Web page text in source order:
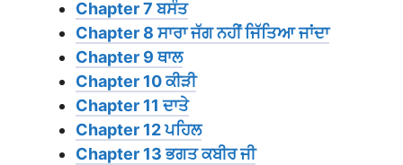
Chapter 7 ਬਸੰਤ
Chapter 8 ਸਾਰਾ ਜੱਗ ਨਹੀਂ ਜਿੱਤਿਆ ਜਾਂਦਾ
Chapter 9 ਥਾਲ
Chapter 10 ਕੀੜੀ
Chapter 11 ਦਾਤੇ
Chapter 12 ਪਹਿਲ
Chapter 13 ਭਗਤ ਕਬੀਰ ਜੀ